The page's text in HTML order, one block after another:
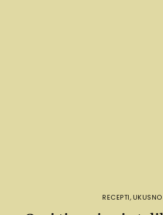
RECEPTI, UKUSNO